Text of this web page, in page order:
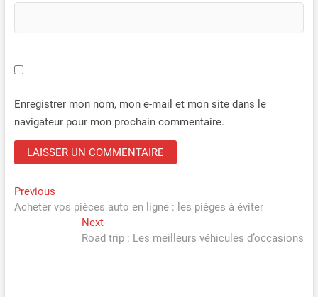
Enregistrer mon nom, mon e-mail et mon site dans le
navigateur pour mon prochain commentaire.
Navigation
de
PreviousPrevious
post:
Acheter vos pièces auto en ligne : les pièges à éviter
NextNext
post:
Road trip : Les meilleurs véhicules d’occasions